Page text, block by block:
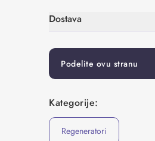
Dostava
Podelite ovu stranu
Kategorije:
Regeneratori